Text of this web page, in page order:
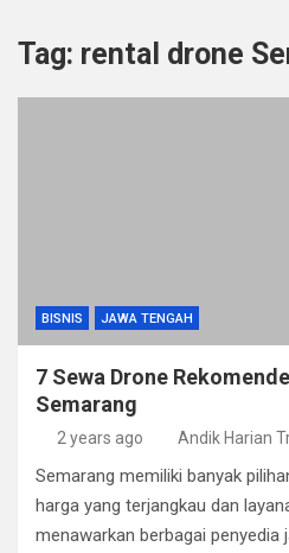
Tag: rental drone
BISNIS JAWA TENGAH
7 Sewa Drone
Semarang
2 years ago Andik Harian
Semarang memiliki banyak
harga yang terjangkau dan
menawarkan berbagai penyedia